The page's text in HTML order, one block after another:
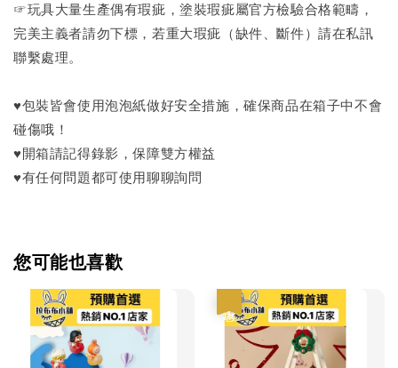
☞玩具大量生產偶有瑕疵，塗裝瑕疵屬官方檢驗合格範疇，
完美主義者請勿下標，若重大瑕疵（缺件、斷件）請在私訊
聯繫處理。
♥包裝皆會使用泡泡紙做好安全措施，確保商品在箱子中不會
碰傷哦！
♥開箱請記得錄影，保障雙方權益
♥有任何問題都可使用聊聊詢問
您可能也喜歡